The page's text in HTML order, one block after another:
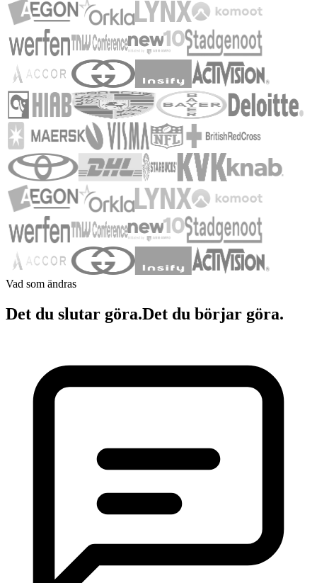
Vad som ändras
Det du slutar göra.Det du börjar göra.